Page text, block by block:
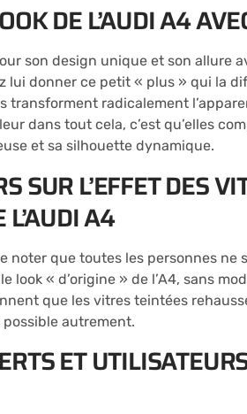
DE L’AUDI A4
son design unique et son allure
lui donner ce petit « plus » qui la
transforment radicalement
dans tout cela, c’est qu’elles
et sa silhouette dynamique.
SUR L’EFFET DES
L’AUDI A4
noter que toutes les personnes ne
look « d’origine » de l’A4, sans
que les vitres teintées
possible autrement.
ET